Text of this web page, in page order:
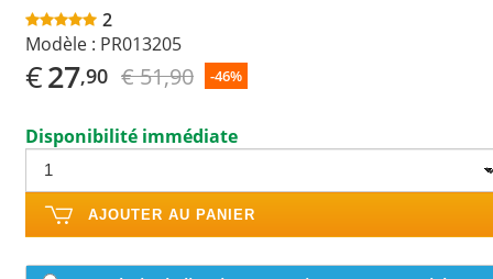
2
Modèle : PR013205
€27,90 € 51,90 -46%
Disponibilité immédiate
AJOUTER AU PANIER